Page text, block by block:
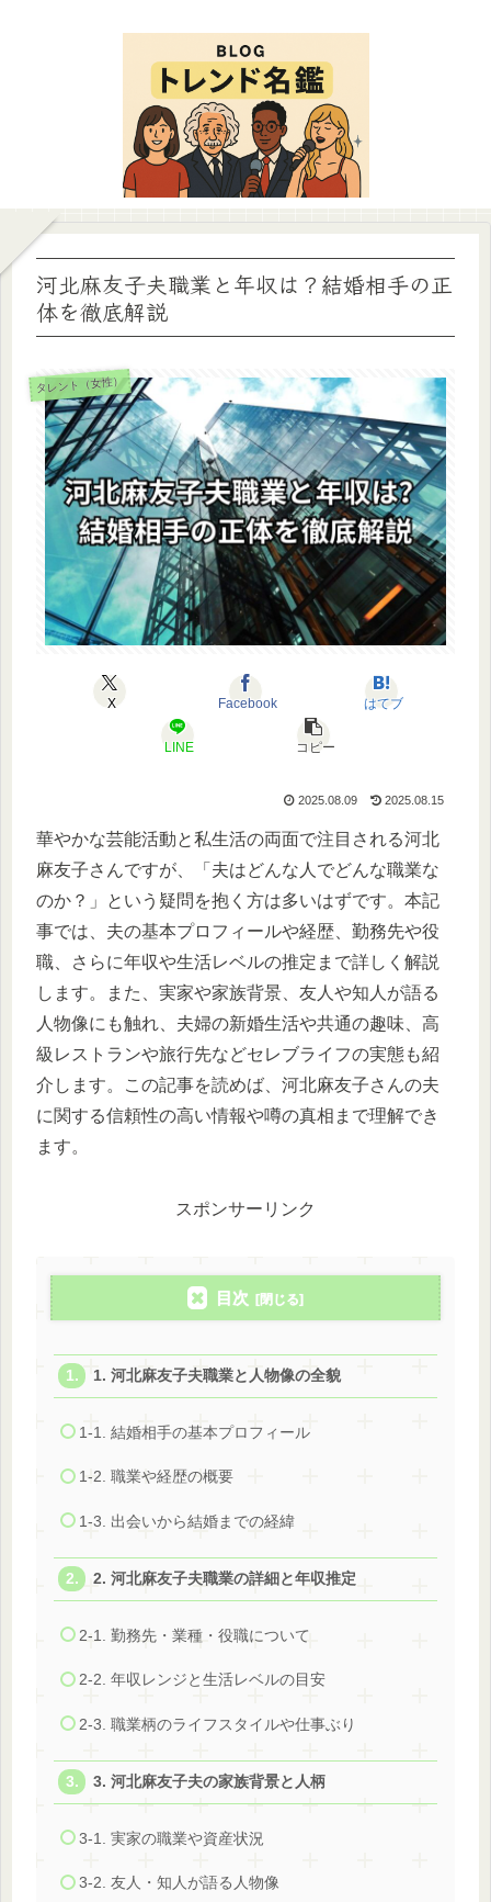
河北麻友子夫職業と年収は？結婚相手の正
体を徹底解説
タレント（女性）
X Facebook はてブ
LINE コピー
2025.08.09 2025.08.15
華やかな芸能活動と私生活の両面で注目される河北
麻友子さんですが、「夫はどんな人でどんな職業な
のか？」という疑問を抱く方は多いはずです。本記
事では、夫の基本プロフィールや経歴、勤務先や役
職、さらに年収や生活レベルの推定まで詳しく解説
します。また、実家や家族背景、友人や知人が語る
人物像にも触れ、夫婦の新婚生活や共通の趣味、高
級レストランや旅行先などセレブライフの実態も紹
介します。この記事を読めば、河北麻友子さんの夫
に関する信頼性の高い情報や噂の真相まで理解でき
ます。
スポンサーリンク
目次
1. 河北麻友子夫職業と人物像の全貌
1-1. 結婚相手の基本プロフィール
1-2. 職業や経歴の概要
1-3. 出会いから結婚までの経緯
2. 河北麻友子夫職業の詳細と年収推定
2-1. 勤務先・業種・役職について
2-2. 年収レンジと生活レベルの目安
2-3. 職業柄のライフスタイルや仕事ぶり
3. 河北麻友子夫の家族背景と人柄
3-1. 実家の職業や資産状況
3-2. 友人・知人が語る人物像